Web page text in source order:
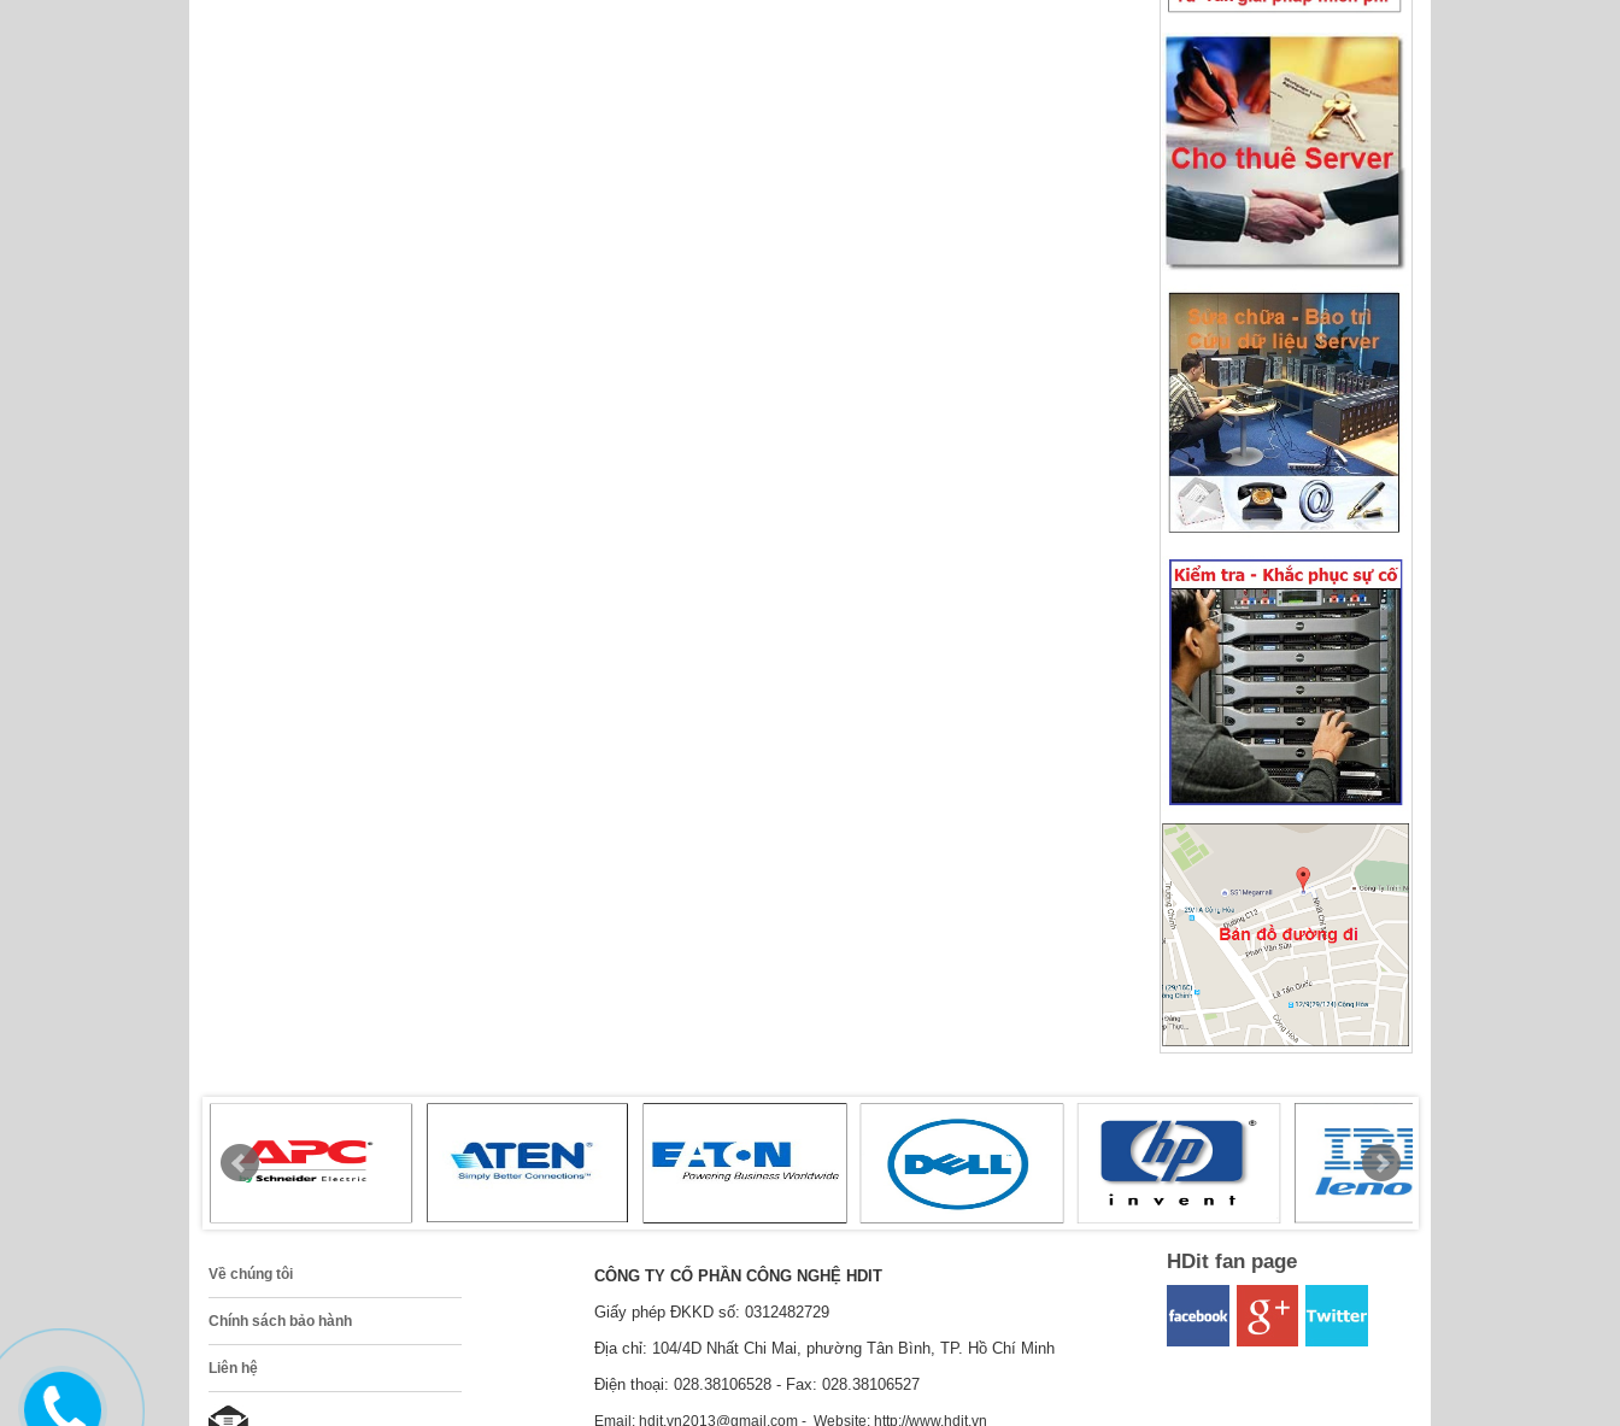
Về chúng tôi
Chính sách bảo hành
Liên hệ
CÔNG TY CỔ PHẦN CÔNG NGHỆ HDIT
Giấy phép ĐKKD số: 0312482729
Địa chỉ: 104/4D Nhất Chi Mai, phường Tân Bình, TP. Hồ Chí Minh
Điện thoại: 028.38106528 - Fax: 028.38106527
Email: hdit.vn2013@gmail.com - Website: http://www.hdit.vn
HDit fan page